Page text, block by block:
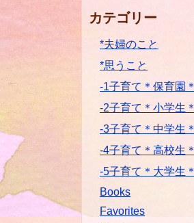
カテゴリー
*夫婦のこと
*思うこと
-1子育て＊保育園＊
-2子育て＊小学生＊
-3子育て＊中学生＊
-4子育て＊高校生＊
-5子育て＊大学生＊
Books
Favorites